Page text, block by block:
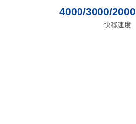
4000/3000/
快移速度